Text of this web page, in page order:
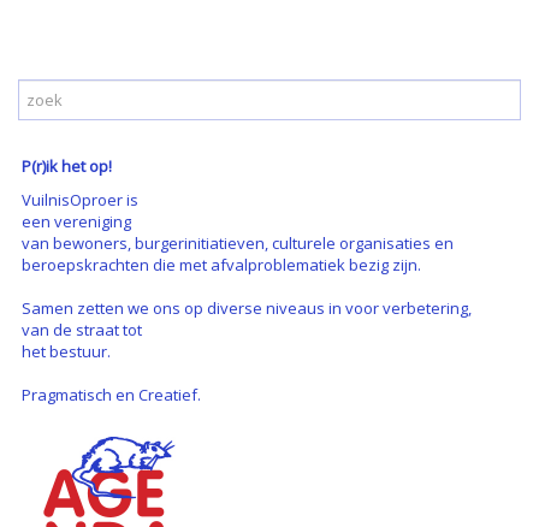
P(r)ik het op!
VuilnisOproer is
een vereniging
van bewoners, burgerinitiatieven, culturele organisaties en
beroepskrachten die met afvalproblematiek bezig zijn.
Samen zetten we ons op diverse niveaus in voor verbetering,
van de straat tot
het bestuur.
Pragmatisch en Creatief.